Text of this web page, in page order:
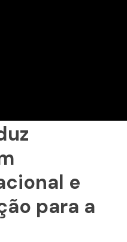
e
para a